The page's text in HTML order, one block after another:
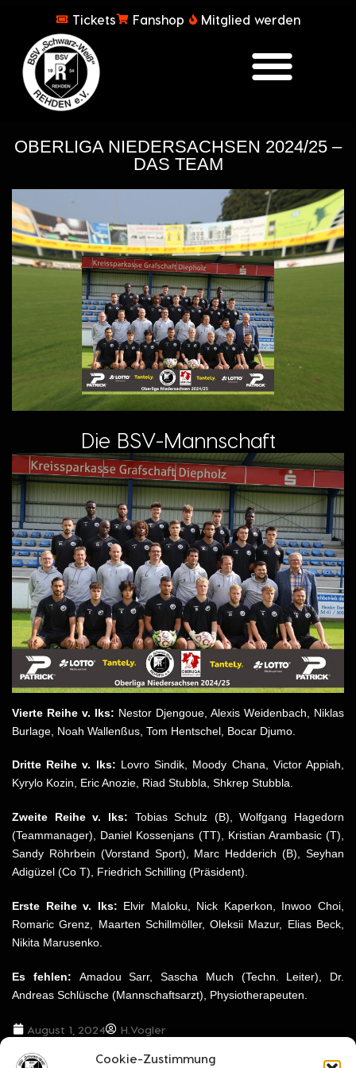
Cookie-Zustimmung
Tickets Fanshop Mitglied werden
OBERLIGA NIEDERSACHSEN 2024/25 –
DAS TEAM
Die BSV-Mannschaft
Vierte Reihe v. lks: Nestor Djengoue, Alexis Weidenbach, Niklas
Burlage, Noah Wallenßus, Tom Hentschel, Bocar Djumo.
Dritte Reihe v. lks: Lovro Sindik, Moody Chana, Victor Appiah,
Kyrylo Kozin, Eric Anozie, Riad Stubbla, Shkrep Stubbla.
Zweite Reihe v. lks: Tobias Schulz (B), Wolfgang Hagedorn
(Teammanager), Daniel Kossenjans (TT), Kristian Arambasic (T),
Sandy Röhrbein (Vorstand Sport), Marc Hedderich (B), Seyhan
Adigüzel (Co T), Friedrich Schilling (Präsident).
Erste Reihe v. lks: Elvir Maloku, Nick Kaperkon, Inwoo Choi,
Romaric Grenz, Maarten Schillmöller, Oleksii Mazur, Elias Beck,
Nikita Marusenko.
Es fehlen: Amadou Sarr, Sascha Much (Techn. Leiter), Dr.
Andreas Schlüsche (Mannschaftsarzt), Physiotherapeuten.
August 1, 2024 H.Vogler